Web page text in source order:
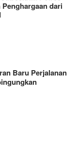
Baru Perjalanan